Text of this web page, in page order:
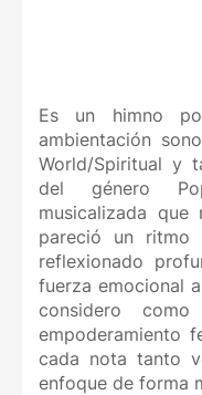
Es un himno
ambientación
World/Spiritual y
del género
musicalizada
pareció un ritmo
reflexionado
fuerza emocional
considero
empoderamiento
cada nota tanto
enfoque de forma